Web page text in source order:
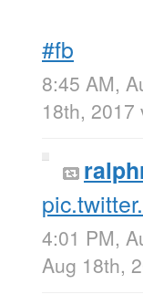
#fb
8:45 AM,
18th, 2017
4:01 PM,
Aug 18th,